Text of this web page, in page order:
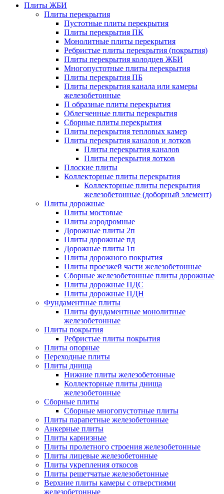
Плиты ЖБИ
Плиты перекрытия
Пустотные плиты перекрытия
Плиты перекрытия ПК
Монолитные плиты перекрытия
Ребристые плиты перекрытия (покрытия)
Плиты перекрытия колодцев ЖБИ
Многопустотные плиты перекрытия
Плиты перекрытия ПБ
Плиты перекрытия канала или камеры
железобетонные
П образные плиты перекрытия
Облегченные плиты перекрытия
Сборные плиты перекрытия
Плиты перекрытия тепловых камер
Плиты перекрытия каналов и лотков
Плиты перекрытия каналов
Плиты перекрытия лотков
Плоские плиты
Коллекторные плиты перекрытия
Коллекторные плиты перекрытия
железобетонные (доборный элемент)
Плиты дорожные
Плиты мостовые
Плиты аэродромные
Дорожные плиты 2п
Плиты дорожные пд
Дорожные плиты 1п
Плиты дорожного покрытия
Плиты проезжей части железобетонные
Сборные железобетонные плиты дорожные
Плиты дорожные ПДС
Плиты дорожные ПДН
Фундаментные плиты
Плиты фундаментные монолитные
железобетонные
Плиты покрытия
Ребристые плиты покрытия
Плиты опорные
Переходные плиты
Плиты днища
Нижние плиты железобетонные
Коллекторные плиты днища
железобетонные
Сборные плиты
Сборные многопустотные плиты
Плиты парапетные железобетонные
Анкерные плиты
Плиты карнизные
Плиты пролетного строения железобетонные
Плиты лицевые железобетонные
Плиты укрепления откосов
Плиты решетчатые железобетонные
Верхние плиты камеры с отверстиями
железобетонные